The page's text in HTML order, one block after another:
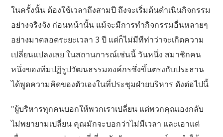
ในครั้งนั้น ต้องใช้เวลาถึงสามปี ถึงจะเริ่มต้นดำเนินกิจกรรม
อย่างจริงจัง ก่อนหน้านั้น แม้จะมีการทำกิจกรรมอื่นหลายๆ
อย่างมาตลอดระยะเวลา 3 ปี แต่ก็ไม่มีทีท่าว่าจะเกิดความ
เปลี่ยนแปลงเลย ในสถานการณ์เช่นนี้ วันหนึ่ง สมาชิกคน
หนึ่งของทีมปฏิรูปวัฒนธรรมองค์กรซึ่งขึ้นตรงกับประธาน
ได้พูดความคิดของตัวเองในที่ประชุมฝ่ายบริหาร ดังต่อไปนี้
"ผู้บริหารทุกคนบอกให้พวกเราเปลี่ยน แต่พวกคุณเองกลับ
ไม่พยายามเปลี่ยน คุณมักจะบอกว่าไม่มีเวลา และเอาแต่